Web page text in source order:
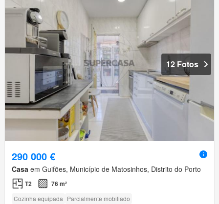
12 Fotos
290 000 €
Casa em Guifões, Município de Matosinhos, Distrito do Porto
T2 76 m²
Cozinha equipada Parcialmente mobiliado